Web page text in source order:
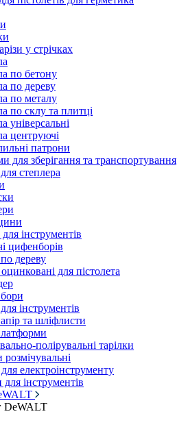
у стрічках
по бетону
по дереву
по металу
по склу та плитці
універсальні
центруючі
патрони
для зберігання та транспортування
степлера
інструментів
цифенборів
дереву
для пістолета
інструментів
та шліфлисти
полірувальні тарілки
електроінструменту
інструментів
DeWALT